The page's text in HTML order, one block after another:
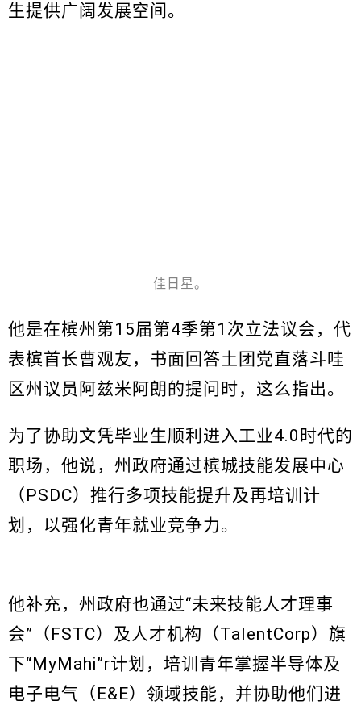
生提供广阔发展空间。
佳日星。
他是在槟州第15届第4季第1次立法议会，代
表槟首长曹观友，书面回答土团党直落斗哇
区州议员阿兹米阿朗的提问时，这么指出。
为了协助文凭毕业生顺利进入工业4.0时代的
职场，他说，州政府通过槟城技能发展中心
（PSDC）推行多项技能提升及再培训计
划，以强化青年就业竞争力。
他补充，州政府也通过“未来技能人才理事
会”（FSTC）及人才机构（TalentCorp）旗
下“MyMahi”r计划，培训青年掌握半导体及
电子电气（E&E）领域技能，并协助他们进